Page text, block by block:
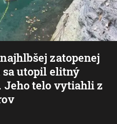
zatopenej
sa utopil elitný
Jeho telo vytiahli z